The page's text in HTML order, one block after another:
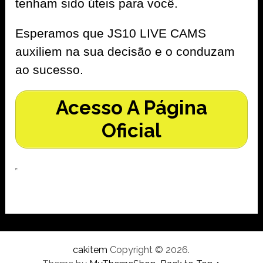
tenham sido úteis para você.
Esperamos que JS10 LIVE CAMS
auxiliem na sua decisão e o conduzam
ao sucesso.
Acesso A Página
Oficial
cakitem Copyright © 2026.